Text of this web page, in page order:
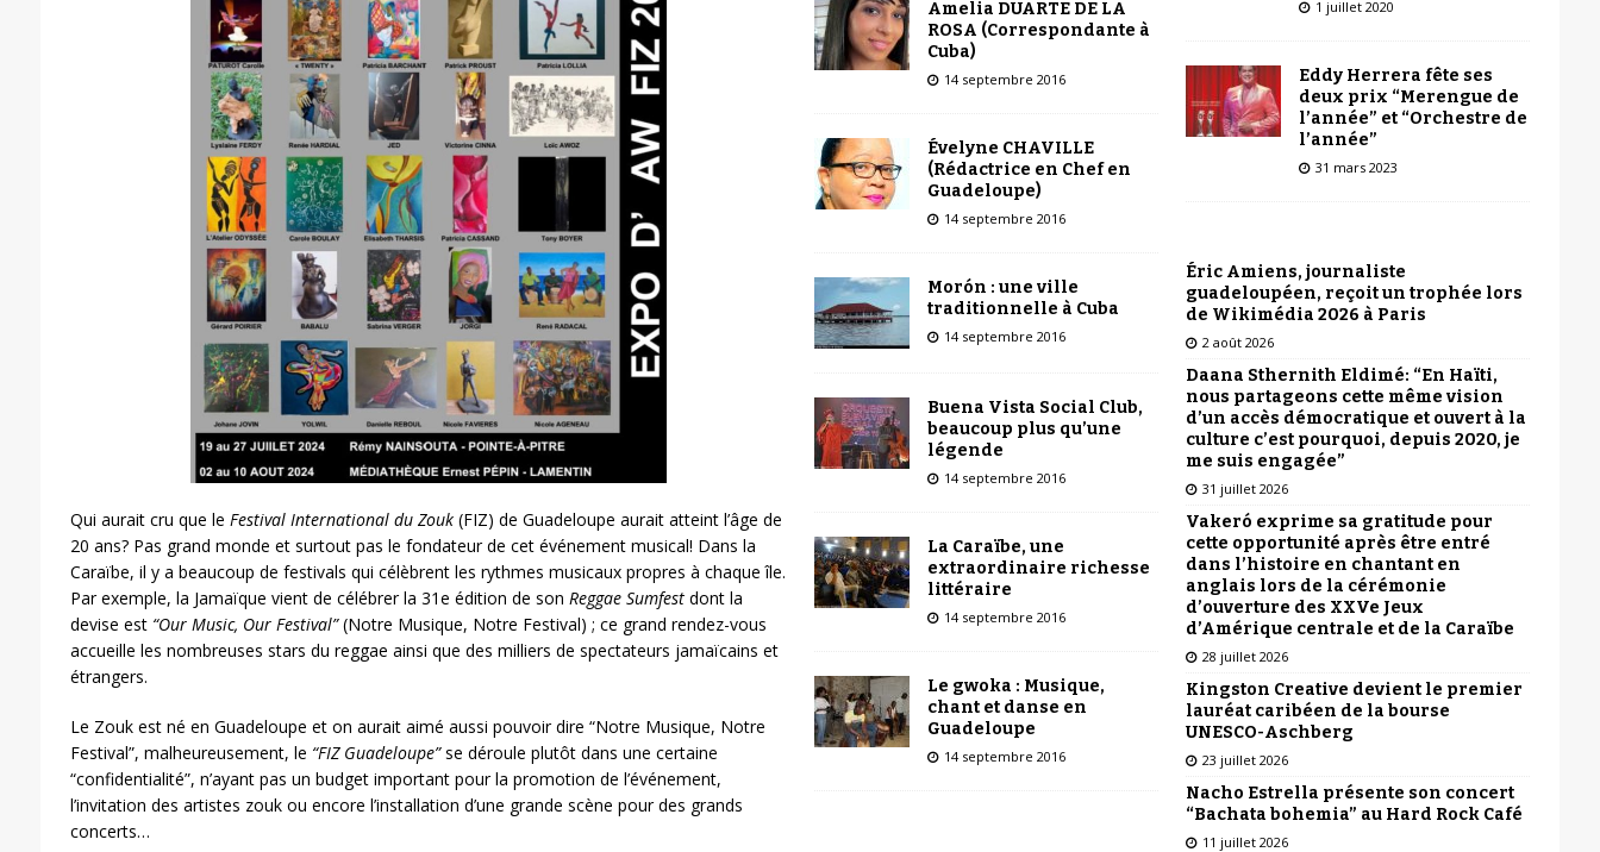
Qui aurait cru que le Festival International du Zouk(FIZ) de Guadeloupe aurait atteint l’âge de
20 ans? Pas grand monde et surtout pas le fondateur de cet événement musical! Dans la
Caraïbe, il y a beaucoup de festivals qui célèbrent les rythmes musicaux propres à chaque île.
Par exemple, la Jamaïque vient de célébrer la 31e édition de son Reggae Sumfestdont la
devise est “Our Music, Our Festival”(Notre Musique, Notre Festival) ; ce grand rendez-vous
accueille les nombreuses stars du reggae ainsi que des milliers de spectateurs jamaïcains et
étrangers.
Le Zouk est né en Guadeloupe et on aurait aimé aussi pouvoir dire “Notre Musique, Notre
Festival”, malheureusement, le “FIZ Guadeloupe”se déroule plutôt dans une certaine
“confidentialité”, n’ayant pas un budget important pour la promotion de l’événement,
l’invitation des artistes zouk ou encore l’installation d’une grande scène pour des grands
concerts…
Amelia DUARTE DE LA
ROSA (Correspondante à
Cuba)
14 septembre 2016
Évelyne CHAVILLE
(Rédactrice en Chef en
Guadeloupe)
14 septembre 2016
Morón : une ville
traditionnelle à Cuba
14 septembre 2016
Buena Vista Social Club,
beaucoup plus qu’une
légende
14 septembre 2016
La Caraïbe, une
extraordinaire richesse
littéraire
14 septembre 2016
Le gwoka : Musique,
chant et danse en
Guadeloupe
14 septembre 2016
1 juillet 2020
Eddy Herrera fête ses
deux prix “Merengue de
l’année” et “Orchestre de
l’année”
31 mars 2023
Éric Amiens, journaliste
guadeloupéen, reçoit un trophée lors
de Wikimédia 2026 à Paris
2 août 2026
Daana Sthernith Eldimé: “En Haïti,
nous partageons cette même vision
d’un accès démocratique et ouvert à la
culture c’est pourquoi, depuis 2020, je
me suis engagée”
31 juillet 2026
Vakeró exprime sa gratitude pour
cette opportunité après être entré
dans l’histoire en chantant en
anglais lors de la cérémonie
d’ouverture des XXVe Jeux
d’Amérique centrale et de la Caraïbe
28 juillet 2026
Kingston Creative devient le premier
lauréat caribéen de la bourse
UNESCO-Aschberg
23 juillet 2026
Nacho Estrella présente son concert
“Bachata bohemia” au Hard Rock Café
11 juillet 2026